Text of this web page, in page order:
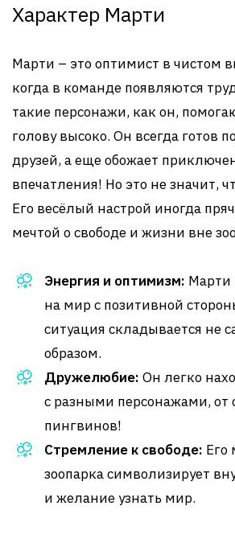
Характер Марти
Марти – это оптимист в чистом
когда в команде появляются
такие персонажи, как он,
голову высоко. Он всегда готов
друзей, а еще обожает
впечатления! Но это не значит,
Его весёлый настрой иногда
мечтой о свободе и жизни вне
Энергия и оптимизм: Марти
на мир с позитивной
ситуация складывается не
образом.
Дружелюбие: Он легко
с разными персонажами, от
пингвинов!
Стремление к свободе: Его
зоопарка символизирует
и желание узнать мир.